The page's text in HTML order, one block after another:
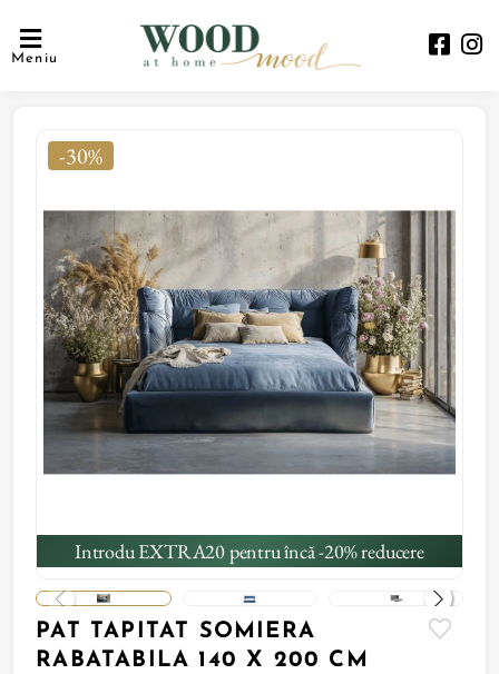
Meniu
-30%
Introdu EXTRA20 pentru încă -20% reducere
PAT TAPITAT SOMIERA
RABATABILA 140 X 200 CM